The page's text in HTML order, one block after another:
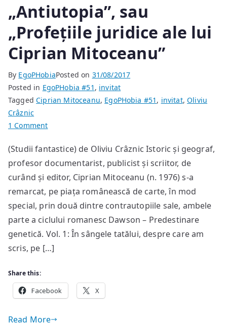
„Antiutopia”, sau
„Profețiile juridice ale lui
Ciprian Mitoceanu”
By EgoPHobiaPosted on 31/08/2017
Posted in EgoPHobia #51 , invitat
TaggedCiprian Mitoceanu, EgoPHobia #51 , invitat,Oliviu
Crâznic
1 Commenton
sau
„Profețiile
juridice
ale
lui
Mitoceanu”
(Studii fantastice) de Oliviu Crâznic Istoric și geograf,
profesor documentarist, publicist și scriitor, de
curând și editor, Ciprian Mitoceanu (n. 1976) s-a
remarcat, pe piața românească de carte, în mod
special, prin două dintre contrautopiile sale, ambele
parte a ciclului romanesc Dawson – Predestinare
genetică. Vol. 1: În sângele tatălui, despre care am
scris, pe […]
Share this:
Facebook X
Read More